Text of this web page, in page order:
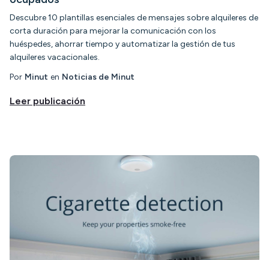
Descubre 10 plantillas esenciales de mensajes sobre alquileres de
corta duración para mejorar la comunicación con los
huéspedes, ahorrar tiempo y automatizar la gestión de tus
alquileres vacacionales.
Por Minut en Noticias de Minut
Leer publicación